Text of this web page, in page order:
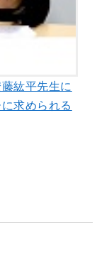
紘平先生に
求められる